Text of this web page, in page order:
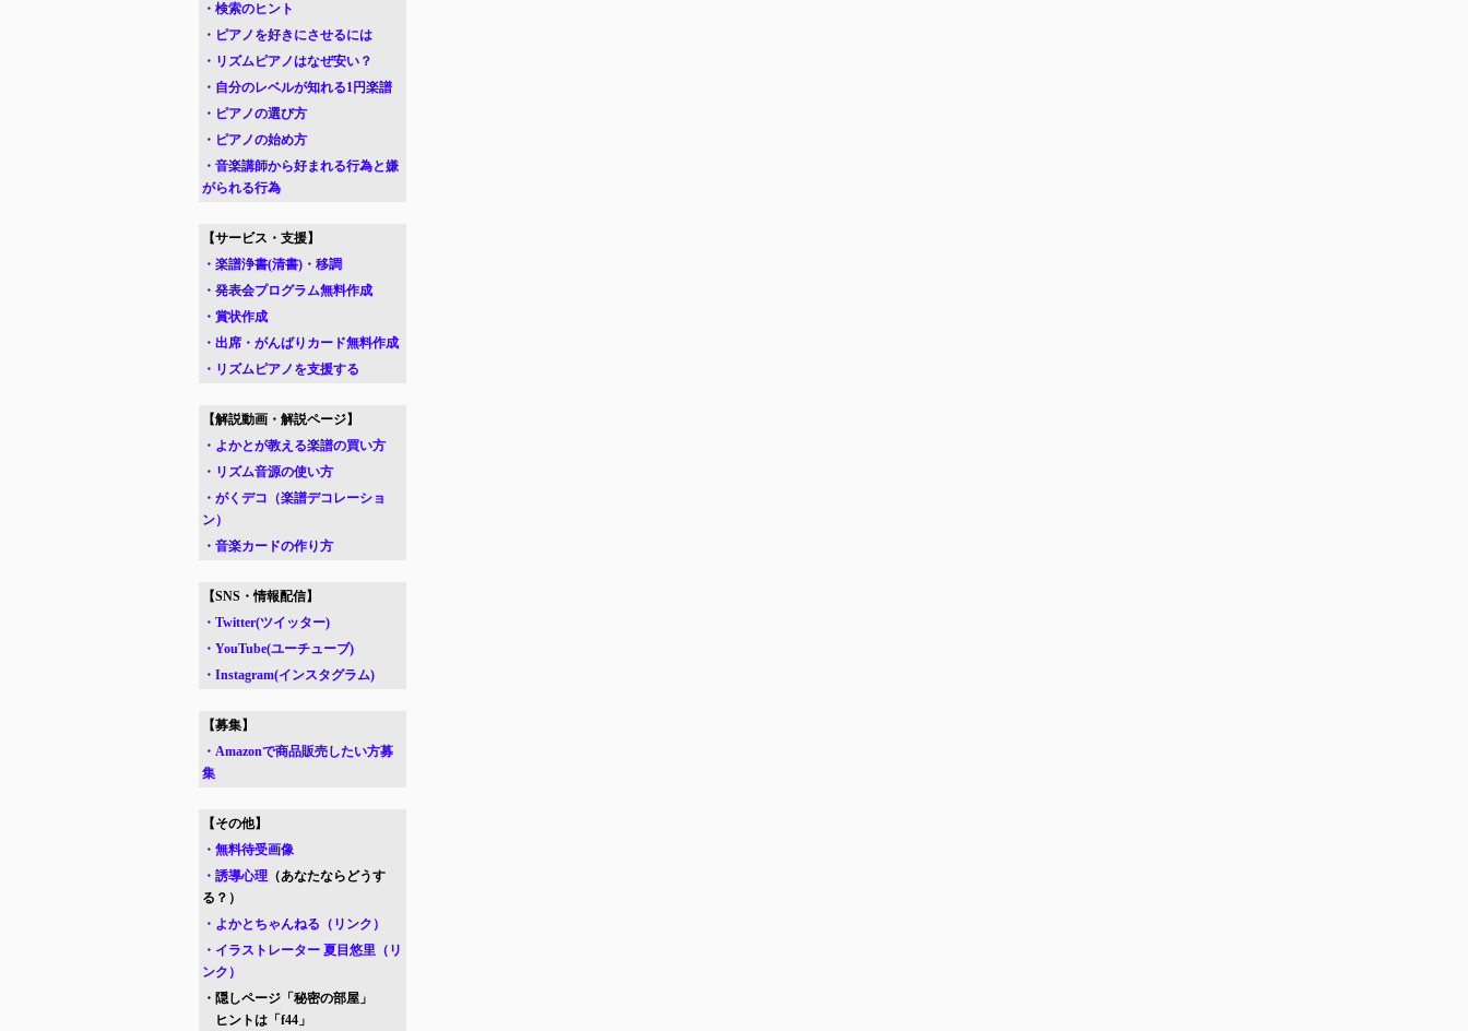
・検索のヒント
・ピアノを好きにさせるには
・リズムピアノはなぜ安い？
・自分のレベルが知れる1円楽譜
・ピアノの選び方
・ピアノの始め方
・音楽講師から好まれる行為と嫌
がられる行為
【サービス・支援】
・楽譜浄書(清書)・移調
・発表会プログラム無料作成
・賞状作成
・出席・がんばりカード無料作成
・リズムピアノを支援する
【解説動画・解説ページ】
・よかとが教える楽譜の買い方
・リズム音源の使い方
・がくデコ（楽譜デコレーショ
ン）
・音楽カードの作り方
【SNS・情報配信】
・Twitter(ツイッター)
・YouTube(ユーチューブ)
・Instagram(インスタグラム)
【募集】
・Amazonで商品販売したい方募
集
【その他】
・無料待受画像
・誘導心理 （あなたならどうす
る？）
・よかとちゃんねる（リンク）
・イラストレーター 夏目悠里（リ
ンク）
・隠しページ「秘密の部屋」
ヒントは「f44」